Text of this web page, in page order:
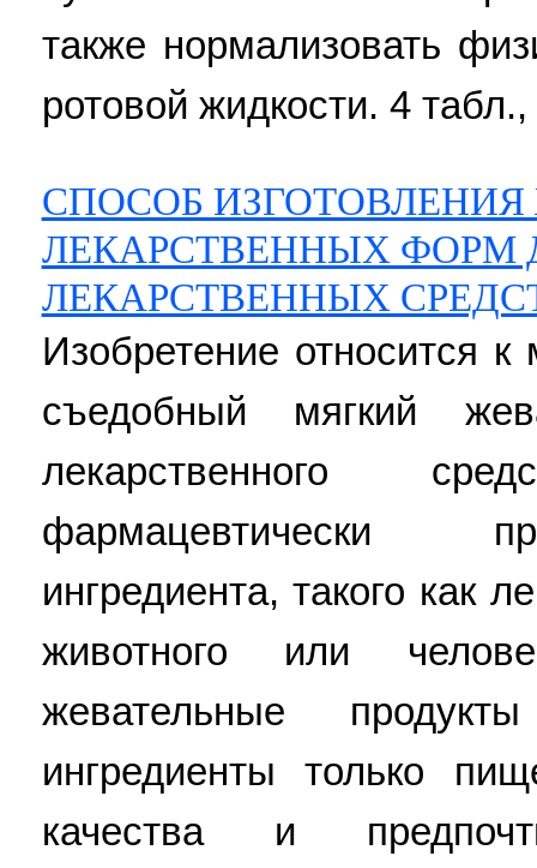
также нормализовать
ротовой жидкости. 4
СПОСОБ
ЛЕКАРСТВЕННЫХ ФОРМ
ЛЕКАРСТВЕННЫХ
Изобретение относится
съедобный мягкий
лекарственного
фармацевтически
ингредиента, такого как
животного или
жевательные
ингредиенты только
качества и